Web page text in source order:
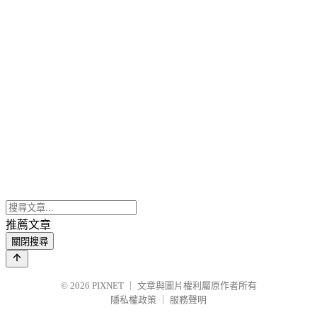
推薦文章
關閉搜尋
© 2026 PIXNET
文章與圖片權利屬原作者所有
隱私權政策
服務聲明